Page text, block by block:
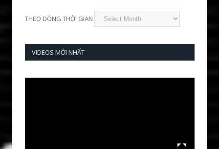
THEO DÒNG THỜI GIAN
VIDEOS MỚI NHẤT